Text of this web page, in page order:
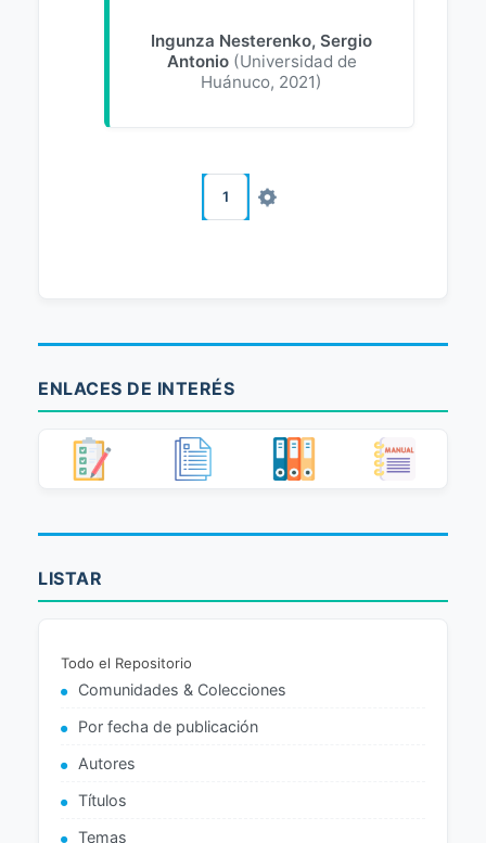
Ingunza Nesterenko, Sergio
Antonio (Universidad de
Huánuco, 2021)
1
ENLACES DE INTERÉS
LISTAR
Todo el Repositorio
Comunidades & Colecciones
Por fecha de publicación
Autores
Títulos
Temas